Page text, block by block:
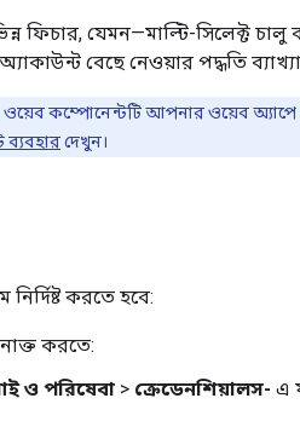
ফিচার, যেমন—মাল্টি-সিলেক্ট
বেছে নেওয়ার পদ্ধতি
ওয়েব কম্পোনেন্টটি আপনার ওয়েব
দেখুন।
করতে হবে:
করতে:
ও পরিষেবা > ক্রেডেনশিয়ালস- এ